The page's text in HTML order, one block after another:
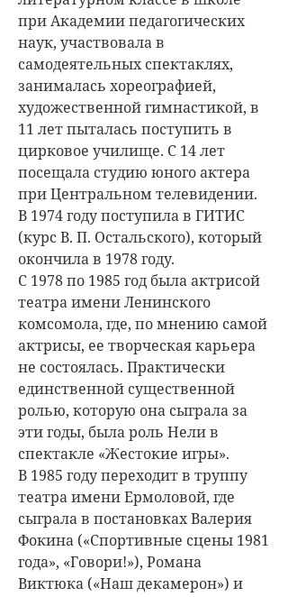
при Академии педагогических
наук, участвовала в
самодеятельных спектаклях,
занималась хореографией,
художественной гимнастикой, в
11 лет пыталась поступить в
цирковое училище. С 14 лет
посещала студию юного актера
при Центральном телевидении.
В 1974 году поступила в ГИТИС
(курс В. П. Остальского), который
окончила в 1978 году.
С 1978 по 1985 год была актрисой
театра имени Ленинского
комсомола, где, по мнению самой
актрисы, ее творческая карьера
не состоялась. Практически
единственной существенной
ролью, которую она сыграла за
эти годы, была роль Нели в
спектакле «Жестокие игры».
В 1985 году переходит в труппу
театра имени Ермоловой, где
сыграла в постановках Валерия
Фокина («Спортивные сцены 1981
года», «Говори!»), Романа
Виктюка («Наш декамерон») и